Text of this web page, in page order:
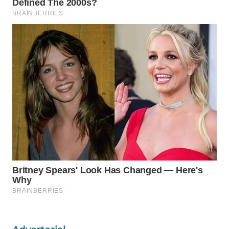
WAHANANEWS
CO ID
WAHANANEWS
NET
WAHANA
SPORT
WAHANA
UMKM
WAHANA
SELEB
WAHANA